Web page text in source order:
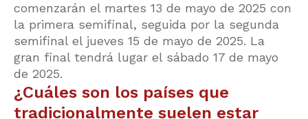
comenzarán el martes 13 de mayo de 2025 con
la primera semifinal, seguida por la segunda
semifinal el jueves 15 de mayo de 2025. La
gran final tendrá lugar el sábado 17 de mayo
de 2025.
¿Cuáles son los países que
tradicionalmente suelen estar